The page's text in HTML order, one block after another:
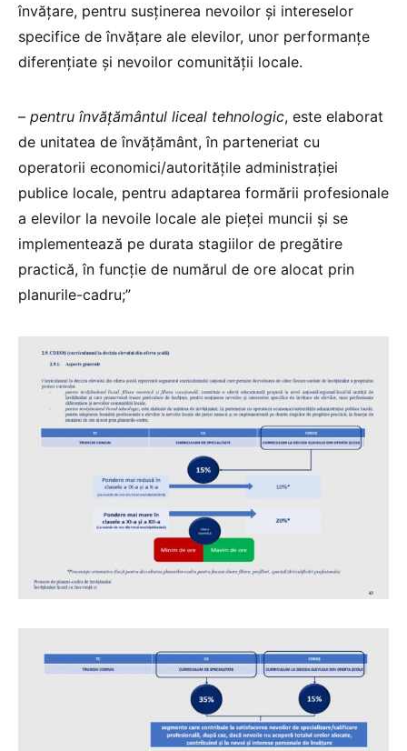
învățare, pentru susținerea nevoilor și intereselor
specifice de învățare ale elevilor, unor performanțe
diferențiate și nevoilor comunității locale.
– pentru învățământul liceal tehnologic, este elaborat
de unitatea de învățământ, în parteneriat cu
operatorii economici/autoritățile administrației
publice locale, pentru adaptarea formării profesionale
a elevilor la nevoile locale ale pieței muncii și se
implementează pe durata stagiilor de pregătire
practică, în funcție de numărul de ore alocat prin
planurile-cadru;”